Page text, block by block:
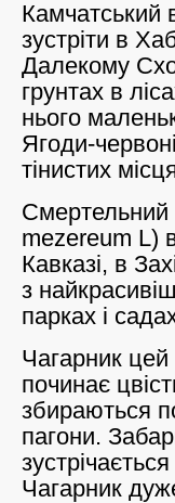
Камчатський
зустріти в
Далекому
грунтах в
нього
Ягоди-
тінистих
Смертельний
mezereum L)
Кавказі, в
з
парках і
Чагарник
починає
збираються
пагони.
Чагарник